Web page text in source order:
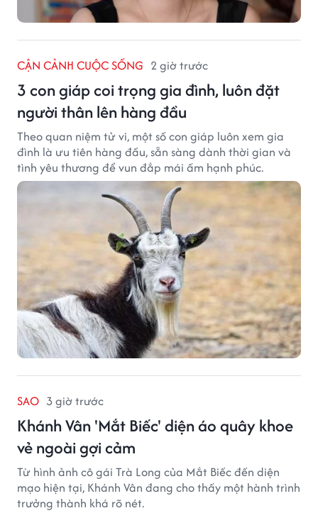
CẬN CẢNH CUỘC SỐNG 2 giờ trước
3 con giáp coi trọng gia đình, luôn đặt
người thân lên hàng đầu
Theo quan niệm tử vi, một số con giáp luôn xem gia
đình là ưu tiên hàng đầu, sẵn sàng dành thời gian và
tình yêu thương để vun đắp mái ấm hạnh phúc.
SAO 3 giờ trước
Khánh Vân 'Mắt Biếc' diện áo quây khoe
vẻ ngoài gợi cảm
Từ hình ảnh cô gái Trà Long của Mắt Biếc đến diện
mạo hiện tại, Khánh Vân đang cho thấy một hành trình
trưởng thành khá rõ nét.